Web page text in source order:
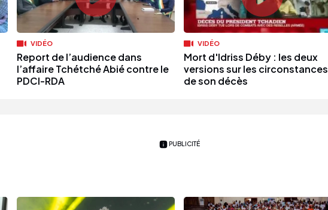
VIDÉO
Report de l’audience dans
l’affaire Tchétché Abié contre le
PDCI-RDA
VIDÉO
Mort d'Idriss Déby : les deux
versions sur les circonstances
de son décès
PUBLICITÉ